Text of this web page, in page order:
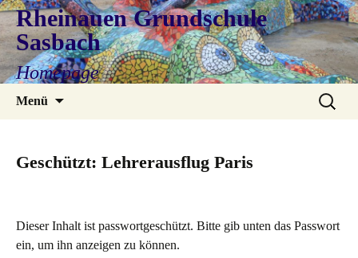
Rheinauen Grundschule
Sasbach
Homepage
Menü
Suchen
nach:
Geschützt: Lehrerausflug Paris
Dieser Inhalt ist passwortgeschützt. Bitte gib unten das Passwort
ein, um ihn anzeigen zu können.